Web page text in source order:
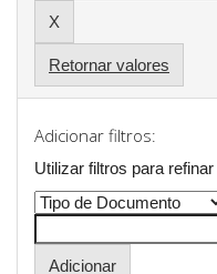
Retornar valores
Adicionar filtros:
Utilizar filtros para